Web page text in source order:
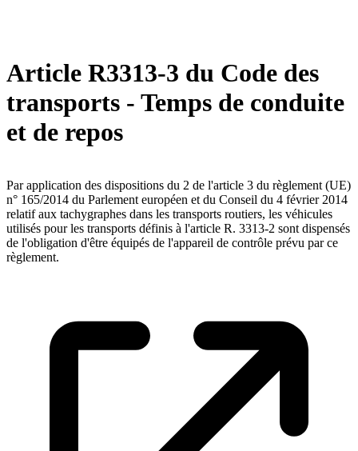
Article R3313-3 du Code des
transports - Temps de conduite
et de repos
Par application des dispositions du 2 de l'article 3 du règlement (UE)
n° 165/2014 du Parlement européen et du Conseil du 4 février 2014
relatif aux tachygraphes dans les transports routiers, les véhicules
utilisés pour les transports définis à l'article R. 3313-2 sont dispensés
de l'obligation d'être équipés de l'appareil de contrôle prévu par ce
règlement.